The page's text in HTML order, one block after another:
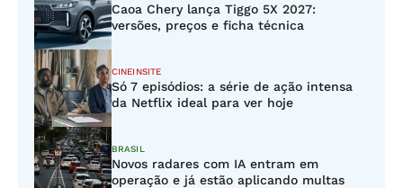
Caoa Chery lança Tiggo 5X 2027:
versões, preços e ficha técnica
CINEINSITE
Só 7 episódios: a série de ação intensa
da Netflix ideal para ver hoje
BRASIL
Novos radares com IA entram em
operação e já estão aplicando multas